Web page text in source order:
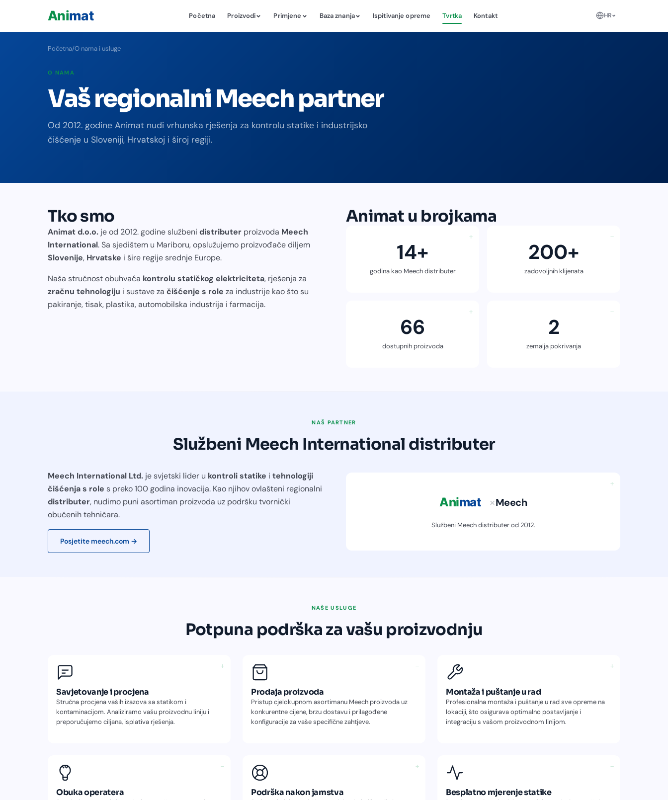
Početna Proizvodi Primjene Baza znanja Ispitivanje opreme Tvrtka Kontakt HR
Početna/O nama i usluge
O NAMA
Vaš regionalni Meech partner
Od 2012. godine Animat nudi vrhunska rješenja za kontrolu statike i industrijsko
čišćenje u Sloveniji, Hrvatskoj i široj regiji.
Tko smo
Animat d.o.o. je od 2012. godine službeni distributer proizvoda Meech
International. Sa sjedištem u Mariboru, opslužujemo proizvođače diljem
Slovenije, Hrvatske i šire regije srednje Europe.
Naša stručnost obuhvaća kontrolu statičkog elektriciteta, rješenja za
zračnu tehnologiju i sustave za čišćenje s role za industrije kao što su
pakiranje, tisak, plastika, automobilska industrija i farmacija.
Animat u brojkama
+
14+
godina kao Meech distributer
−
200+
zadovoljnih klijenata
+
66
dostupnih proizvoda
−
2
zemalja pokrivanja
NAŠ PARTNER
Službeni Meech International distributer
Meech International Ltd. je svjetski lider u kontroli statike i tehnologiji
čišćenja s role s preko 100 godina inovacija. Kao njihov ovlašteni regionalni
distributer, nudimo puni asortiman proizvoda uz podršku tvornički
obučenih tehničara.
Posjetite meech.com →
+
×Meech
Službeni Meech distributer od 2012.
NAŠE USLUGE
Potpuna podrška za vašu proizvodnju
+
Savjetovanje i procjena
Stručna procjena vaših izazova sa statikom i
kontaminacijom. Analiziramo vašu proizvodnu liniju i
preporučujemo ciljana, isplativa rješenja.
−
Prodaja proizvoda
Pristup cjelokupnom asortimanu Meech proizvoda uz
konkurentne cijene, brzu dostavu i prilagođene
konfiguracije za vaše specifične zahtjeve.
+
Montaža i puštanje u rad
Profesionalna montaža i puštanje u rad sve opreme na
lokaciji, što osigurava optimalno postavljanje i
integraciju s vašom proizvodnom linijom.
−
Obuka operatera
+
Podrška nakon jamstva
−
Besplatno mjerenje statike